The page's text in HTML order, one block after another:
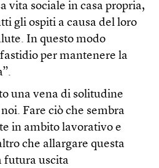
vita sociale in casa propria,
gli ospiti a causa del loro
In questo modo
per mantenere la
una vena di solitudine
Fare ciò che sembra
in ambito lavorativo e
che allargare questa
futura uscita